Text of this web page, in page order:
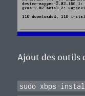
Ajout des outils
sudo xbps-